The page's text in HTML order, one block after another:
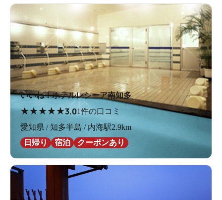
いいね！ホテルレシーア南知多
★★★★★3.01件の口コミ
愛知県 / 知多半島 / 内海駅2.9km
日帰り
宿泊 クーポンあり